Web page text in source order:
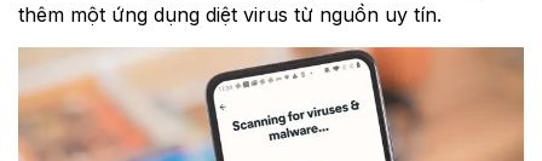
thêm một ứng dụng diệt virus từ nguồn uy tín.